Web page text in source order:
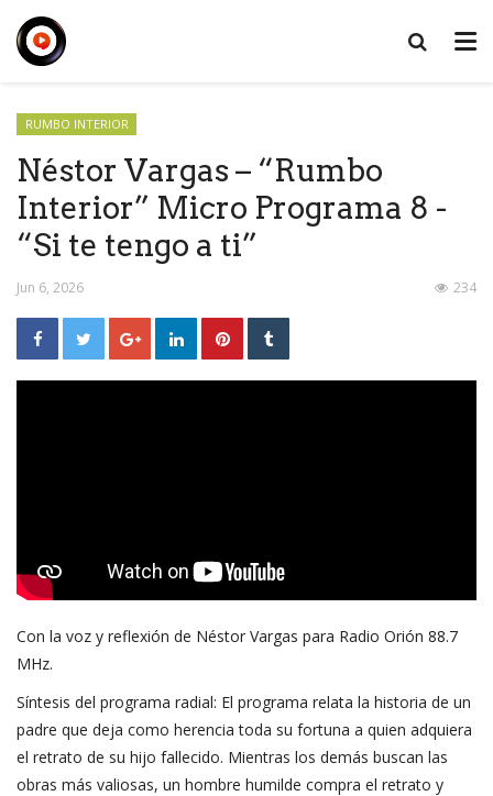
RUMBO INTERIOR
Néstor Vargas – “Rumbo
Interior” Micro Programa 8 -
“Si te tengo a ti”
Jun 6, 2026 234
Con la voz y reflexión de Néstor Vargas para Radio Orión 88.7
MHz.
Síntesis del programa radial: El programa relata la historia de un
padre que deja como herencia toda su fortuna a quien adquiera
el retrato de su hijo fallecido. Mientras los demás buscan las
obras más valiosas, un hombre humilde compra el retrato y